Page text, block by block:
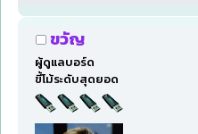
ขวัญ
ผู้ดูแลบอร์ด
ขี้โม้ระดับสุดยอด